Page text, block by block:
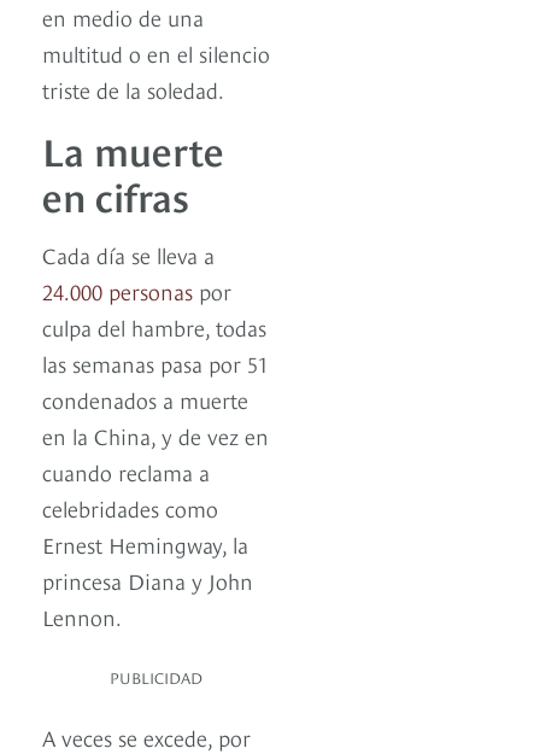
en medio de una
multitud o en el silencio
triste de la soledad.
La muerte
en cifras
Cada día se lleva a
24.000 personas por
culpa del hambre, todas
las semanas pasa por 51
condenados a muerte
en la China, y de vez en
cuando reclama a
celebridades como
Ernest Hemingway, la
princesa Diana y John
Lennon.
PUBLICIDAD
A veces se excede, por